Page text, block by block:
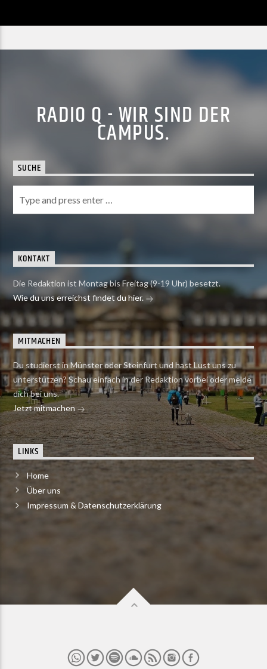
RADIO Q - WIR SIND DER
CAMPUS.
SUCHE
KONTAKT
Die Redaktion ist Montag bis Freitag (9-19 Uhr) besetzt.
Wie du uns erreichst findet du hier.
MITMACHEN
Du studierst in Münster oder Steinfurt und hast Lust uns zu
unterstützen? Schau einfach in der Redaktion vorbei oder melde
dich bei uns.
Jetzt mitmachen
LINKS
Home
Über uns
Impressum & Datenschutzerklärung